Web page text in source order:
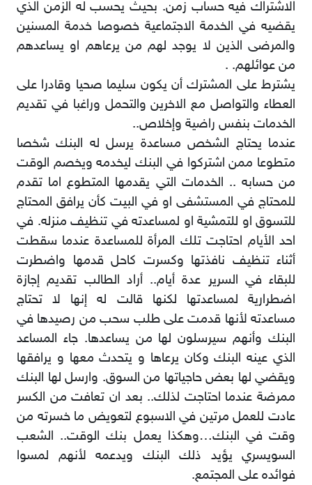
الاشتراك فيه حساب زمن. بحيث يحسب له الزمن الذي
يقضيه في الخدمة الاجتماعية خصوصا خدمة المسنين
والمرضى الذين لا يوجد لهم من يرعاهم او يساعدهم
من عوائلهم. .
يشترط على المشترك أن يكون سليما صحيا وقادرا على
العطاء والتواصل مع الاخرين والتحمل وراغبا في تقديم
الخدمات بنفس راضية وإخلاص..
عندما يحتاج الشخص مساعدة يرسل له البنك شخصا
متطوعا ممن اشتركوا في البنك ليخدمه ويخصم الوقت
من حسابه .. الخدمات التي يقدمها المتطوع اما تقدم
للمحتاج في المستشفى او في البيت كأن يرافق المحتاج
للتسوق او للتمشية او لمساعدته في تنظيف منزله. في
احد الأيام احتاجت تلك المرأة للمساعدة عندما سقطت
أثناء تنظيف نافذتها وكسرت كاحل قدمها واضطرت
للبقاء في السرير عدة أيام.. أراد الطالب تقديم إجازة
اضطرارية لمساعدتها لكنها قالت له إنها لا تحتاج
مساعدته لأنها قدمت على طلب سحب من رصيدها في
البنك وأنهم سيرسلون لها من يساعدها. جاء المساعد
الذي عينه البنك وكان يرعاها و يتحدث معها و يرافقها
ويقضي لها بعض حاجياتها من السوق. وارسل لها البنك
ممرضة عندما احتاجت لذلك.. بعد ان تعافت من الكسر
عادت للعمل مرتين في الاسبوع لتعويض ما خسرته من
وقت في البنك…وهكذا يعمل بنك الوقت.. الشعب
السويسري يؤيد ذلك البنك ويدعمه لأنهم لمسوا
فوائده على المجتمع.